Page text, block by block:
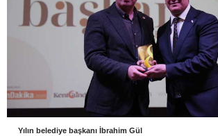
Yılın belediye başkanı İbrahim Gül